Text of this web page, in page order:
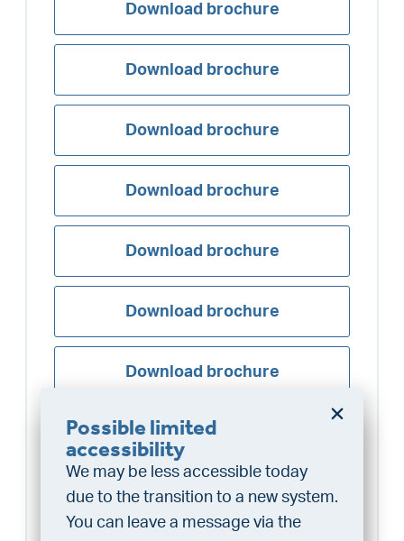
Download brochure
Download brochure
Download brochure
Download brochure
Download brochure
Download brochure
Download brochure
Download brochure
Download brochure
Do you want a better
chance at being assigned a
home?
Do the financing check and get
Possible limited
accessibility
We may be less accessible today
due to the transition to a new system.
You can leave a message via the